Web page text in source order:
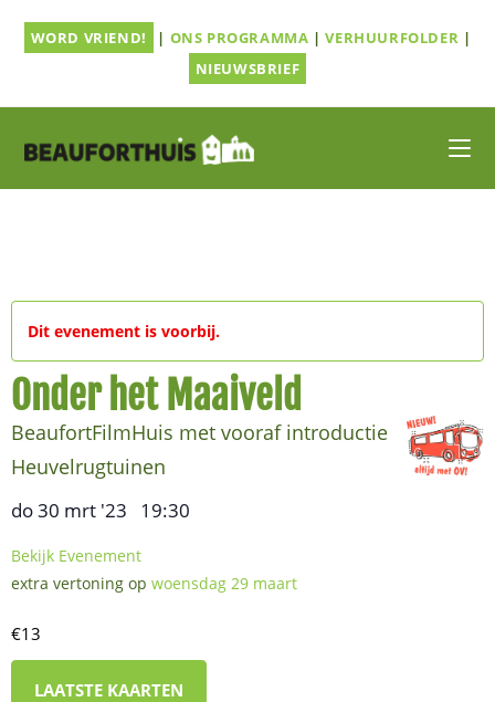
naarWORD VRIEND! | ONS PROGRAMMA |VERHUURFOLDER |
NIEUWSBRIEF
Dit evenement is voorbij.
Onder het Maaiveld
BeaufortFilmHuis met vooraf introductie
Heuvelrugtuinen
do 30 mrt '23 19:30
Bekijk Evenement
extra vertoning op woensdag 29 maart
€13
LAATSTE KAARTEN